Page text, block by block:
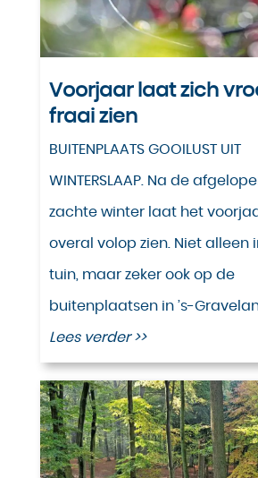
Voorjaar laat zich
fraai zien
BUITENPLAATS GOOILUST UIT
WINTERSLAAP. Na de
zachte winter laat het
overal volop zien. Niet alleen
tuin, maar zeker ook op de
buitenplaatsen in ’s-
Lees verder >>